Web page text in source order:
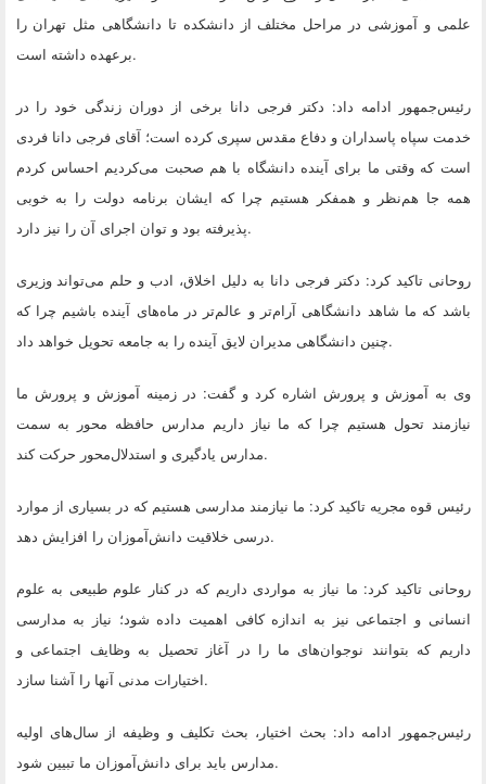
علمی و آموزشی در مراحل مختلف از دانشکده تا دانشگاهی مثل تهران را
برعهده داشته است.
رئیس‌جمهور ادامه داد: دکتر فرجی دانا برخی از دوران زندگی خود را در
خدمت سپاه پاسداران و دفاع مقدس سپری کرده است؛ آقای فرجی دانا فردی
است که وقتی ما برای آینده دانشگاه با هم صحبت می‌کردیم احساس کردم
همه‌ جا هم‌نظر و همفکر هستیم چرا که ایشان برنامه دولت را به خوبی
پذیرفته بود و توان اجرای آن را نیز دارد.
روحانی تاکید کرد: دکتر فرجی دانا به دلیل اخلاق، ادب و حلم می‌تواند وزیری
باشد که ما شاهد دانشگاهی آرام‌تر و عالم‌تر در ماه‌های آینده باشیم چرا که
چنین دانشگاهی مدیران لایق آینده را به جامعه تحویل خواهد داد.
وی به آموزش و پرورش اشاره کرد و گفت: در زمینه آموزش و پرورش ما
نیازمند تحول هستیم چرا که ما نیاز داریم مدارس حافظه محور به سمت
مدارس یادگیری و استدلال‌محور حرکت کند.
رئیس قوه مجریه تاکید کرد: ما نیازمند مدارسی هستیم که در بسیاری از موارد
درسی خلاقیت دانش‌آموزان را افزایش دهد.
روحانی تاکید کرد: ما نیاز به مواردی داریم که در کنار علوم طبیعی به علوم
انسانی و اجتماعی نیز به اندازه کافی اهمیت داده شود؛ نیاز به مدارسی
داریم که بتوانند نوجوان‌های ما را در آغاز تحصیل به وظایف اجتماعی و
اختیارات مدنی آنها را آشنا سازد.
رئیس‌جمهور ادامه داد: بحث اختیار، بحث تکلیف و وظیفه از سال‌های اولیه
مدارس باید برای دانش‌آموزان ما تبیین شود.